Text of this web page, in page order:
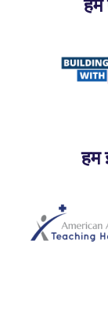
हम
हम